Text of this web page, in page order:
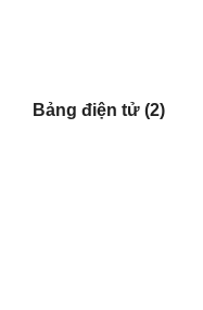
Bảng điện tử (2)